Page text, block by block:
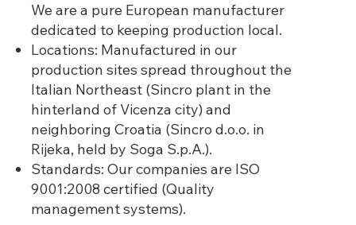
We are a pure European manufacturer
dedicated to keeping production local.
Locations: Manufactured in our
production sites spread throughout the
Italian Northeast (Sincro plant in the
hinterland of Vicenza city) and
neighboring Croatia (Sincro d.o.o. in
Rijeka, held by Soga S.p.A.).
Standards: Our companies are ISO
9001:2008 certified (Quality
management systems).